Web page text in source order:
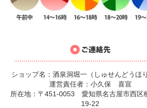
ショップ名：酒泉洞堀一（しゅせんどうほ
運営責任者：小久保 喜宣
所在地：〒451-0053 愛知県名古屋市西区
19-22